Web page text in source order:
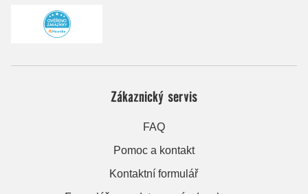
Zákaznický servis
FAQ
Pomoc a kontakt
Kontaktní formulář